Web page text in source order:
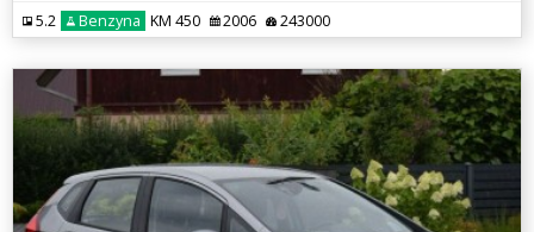
5.2 Benzyna KM 450 2006 243000